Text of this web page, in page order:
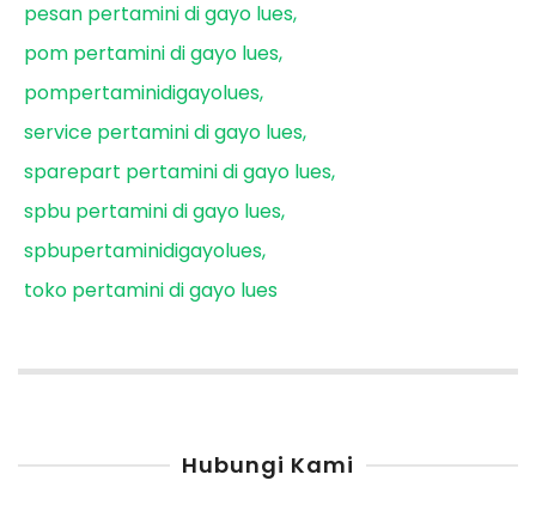
pesan pertamini di gayo lues
pom pertamini di gayo lues
pompertaminidigayolues
service pertamini di gayo lues
sparepart pertamini di gayo lues
spbu pertamini di gayo lues
spbupertaminidigayolues
toko pertamini di gayo lues
Hubungi Kami